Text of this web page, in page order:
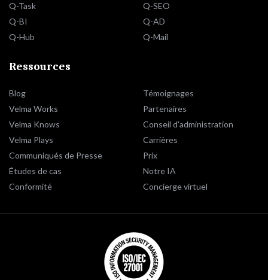
Q-Task
Q-BI
Q-Hub
Q-SEO
Q-AD
Q-Mail
Ressources
Blog
Velma Works
Velma Knows
Velma Plays
Communiqués de Presse
Études de cas
Conformité
Témoignages
Partenaires
Conseil d'administration
Carrières
Prix
Notre IA
Concierge virtuel